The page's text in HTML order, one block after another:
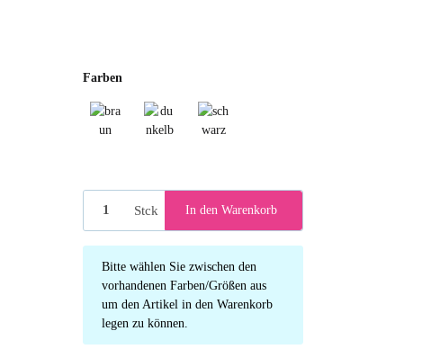
Farben
Stck In den Warenkorb
x
Bitte wählen Sie zwischen den
vorhandenen Farben/Größen aus
um den Artikel in den Warenkorb
legen zu können.